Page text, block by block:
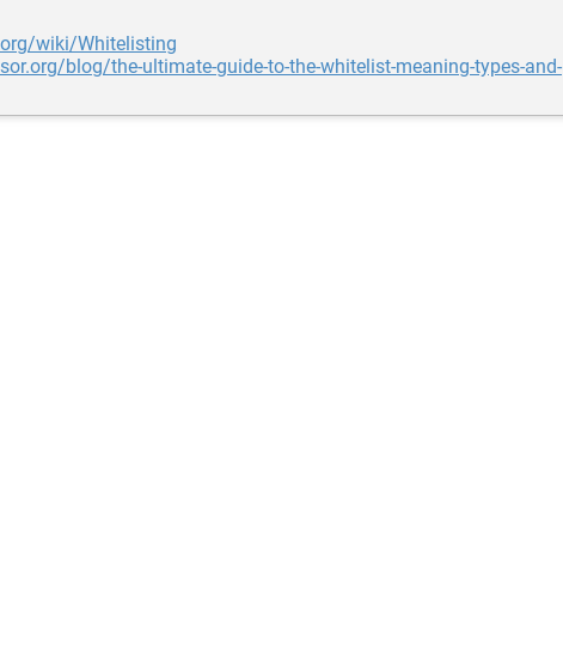
wiki/Whitelisting
blog/the-ultimate-guide-to-the-whitelist-meaning-types-and-